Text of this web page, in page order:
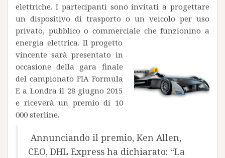
elettriche. I partecipanti sono invitati a progettare
un dispositivo di trasporto o un veicolo per uso
privato, pubblico o commerciale che funzionino a
energia elettrica. Il progetto
vincente sarà presentato in
occasione della gara finale
del campionato FIA Formula
E a Londra il 28 giugno 2015
e riceverà un premio di 10
000 sterline.
Annunciando il premio, Ken Allen,
CEO, DHL Express ha dichiarato: “La